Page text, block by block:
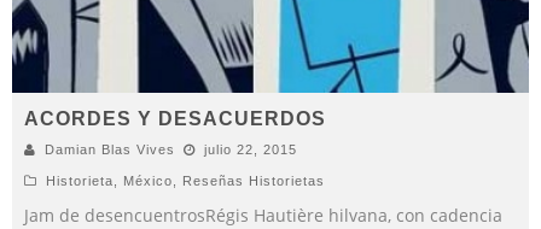
ACORDES Y DESACUERDOS
Damian Blas Vives julio 22, 2015
Historieta México Reseñas Historietas
Jam de desencuentrosRégis Hautière hilvana, con cadencia